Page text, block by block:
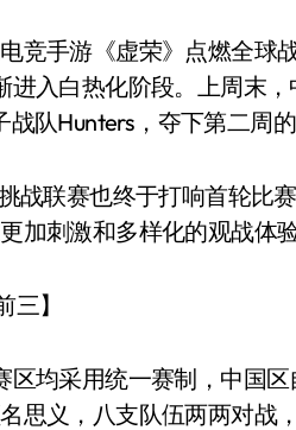
进入白热化阶段。上周末
队Hunters，夺下第二周的
联赛也终于打响首轮比
加刺激和多样化的观战体
】
均采用统一赛制，中国区
思义，八支队伍两两对战